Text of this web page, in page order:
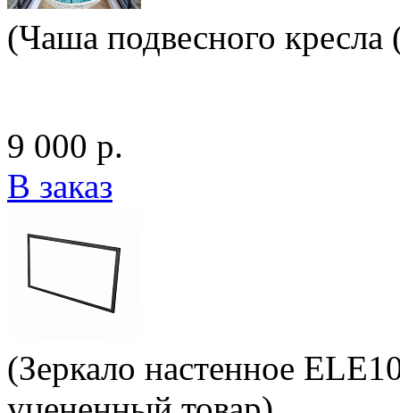
(Чаша подвесного
9 000 р.
В заказ
(Зеркало настенное